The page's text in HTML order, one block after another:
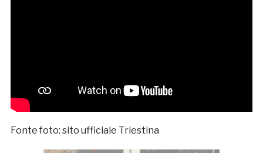
Fonte foto: sito ufficiale Triestina